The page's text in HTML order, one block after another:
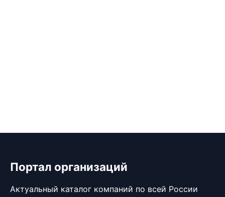
Портал организаций
Актуальный каталог компаний по всей России